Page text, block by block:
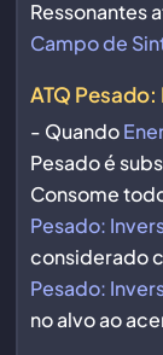
Ressonantes
Campo de
ATQ
- Quando
Pesado é
Consome
Pesado:
considerado
Pesado:
no alvo ao